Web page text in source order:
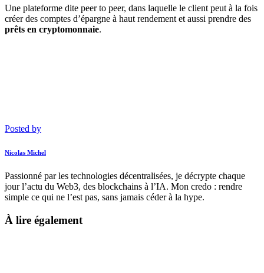
Une plateforme dite peer to peer, dans laquelle le client peut à la fois
créer des comptes d’épargne à haut rendement et aussi prendre des
prêts en cryptomonnaie.
Posted by
Nicolas Michel
Passionné par les technologies décentralisées, je décrypte chaque
jour l’actu du Web3, des blockchains à l’IA. Mon credo : rendre
simple ce qui ne l’est pas, sans jamais céder à la hype.
À lire également